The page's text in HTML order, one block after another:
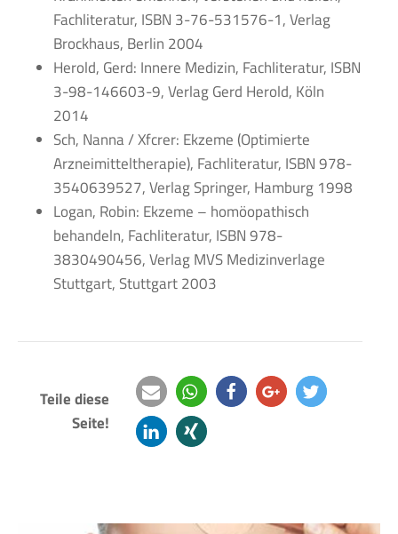
Fachliteratur, ISBN 3-76-531576-1, Verlag
Brockhaus, Berlin 2004
Herold, Gerd: Innere Medizin, Fachliteratur, ISBN
3-98-146603-9, Verlag Gerd Herold, Köln
2014
Sch, Nanna / Xfcrer: Ekzeme (Optimierte
Arzneimitteltherapie), Fachliteratur, ISBN 978-
3540639527, Verlag Springer, Hamburg 1998
Logan, Robin: Ekzeme – homöopathisch
behandeln, Fachliteratur, ISBN 978-
3830490456, Verlag MVS Medizinverlage
Stuttgart, Stuttgart 2003
Teile diese
Seite!
e- teilen